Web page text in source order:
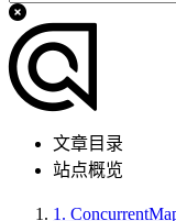
文章目录
站点概览
1.